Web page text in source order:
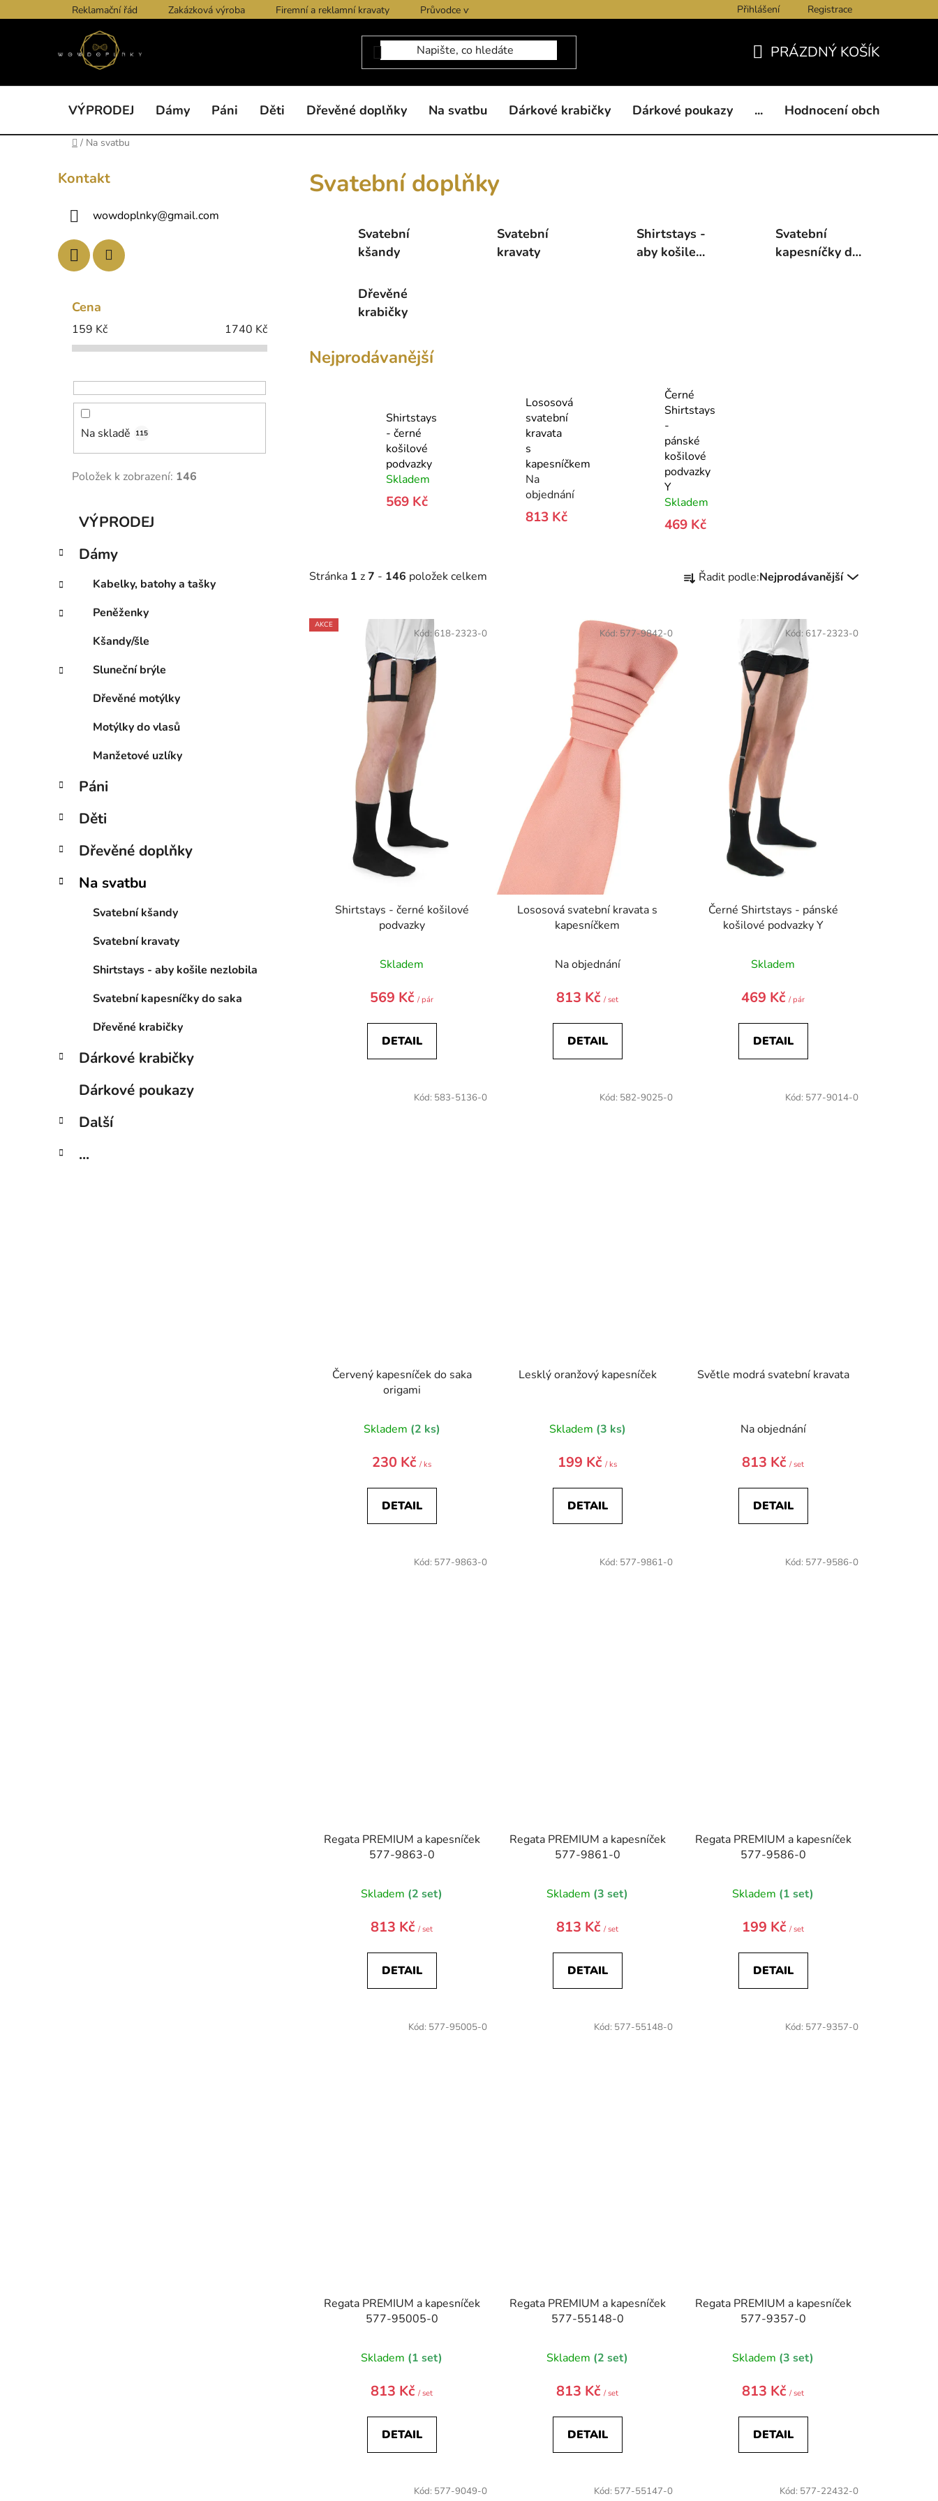
na
Reklamační řád Zakázková výroba Firemní a reklamní kravaty Průvodce výběrem produktů Kontakty Obchodní podmínky
Přihlášení Registrace
KOŠÍK
PRÁZDNÝ KOŠÍK
VÝPRODEJ Dámy Páni Děti Dřevěné doplňky Na svatbu Dárkové krabičky Dárkové poukazy ... Hodnocení obchodu
Domů
/ Na svatbu
o
r
a
n
Kontakt
wowdoplnky@gmail.com
Cena
159 Kč 1740 Kč
Na skladě 115
Položek k zobrazení: 146
Přeskočit
kategorie
e
o
i
VÝPRODEJ
Dámy
Kabelky, batohy a tašky
Peněženky
Kšandy/šle
Sluneční brýle
Dřevěné motýlky
Motýlky do vlasů
Manžetové uzlíky
Páni
Děti
Dřevěné doplňky
Na svatbu
Svatební kšandy
Svatební kravaty
Shirtstays - aby košile nezlobila
Svatební kapesníčky do saka
Dřevěné krabičky
Dárkové krabičky
Dárkové poukazy
Další
...
Svatební doplňky
Svatební
kšandy
Svatební
kravaty
Shirtstays -
aby košile
Svatební
kapesníčky do
Dřevěné
krabičky
Nejprodávanější
Shirtstays
- černé
košilové
podvazky
Skladem
569 Kč
Lososová
svatební
kravata
s
kapesníčkem
Na
objednání
813 Kč
Černé
Shirtstays
-
pánské
košilové
podvazky
Y
Skladem
469 Kč
Stránka 1 z7 - 146 položek celkem
a Řadit podle:Nejprodávanější
V
ý
AKCE
Shirtstays - černé košilové
podvazky
Skladem
569 Kč/ pár
DETAIL
Kód: 618-2323-0
Lososová svatební kravata s
kapesníčkem
Na objednání
813 Kč/ set
DETAIL
Kód: 577-9842-0
Černé Shirtstays - pánské
košilové podvazky Y
Skladem
469 Kč/ pár
DETAIL
Kód: 617-2323-0
Červený kapesníček do saka
origami
Skladem (2 ks)
230 Kč/ ks
DETAIL
Kód: 583-5136-0
Lesklý oranžový kapesníček
Skladem (3 ks)
199 Kč/ ks
DETAIL
Kód: 582-9025-0
Světle modrá svatební kravata
Na objednání
813 Kč/ set
DETAIL
Kód: 577-9014-0
Regata PREMIUM a kapesníček
577-9863-0
Skladem (2 set)
813 Kč/ set
DETAIL
Kód: 577-9863-0
Regata PREMIUM a kapesníček
577-9861-0
Skladem (3 set)
813 Kč/ set
DETAIL
Kód: 577-9861-0
Regata PREMIUM a kapesníček
577-9586-0
Skladem (1 set)
199 Kč/ set
DETAIL
Kód: 577-9586-0
Regata PREMIUM a kapesníček
577-95005-0
Skladem (1 set)
813 Kč/ set
DETAIL
Kód: 577-95005-0
Regata PREMIUM a kapesníček
577-55148-0
Skladem (2 set)
813 Kč/ set
DETAIL
Kód: 577-55148-0
Regata PREMIUM a kapesníček
577-9357-0
Skladem (3 set)
813 Kč/ set
DETAIL
Kód: 577-9357-0
Kód: 577-9049-0 Kód: 577-55147-0 Kód: 577-22432-0